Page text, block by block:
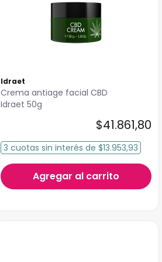
Idraet
Crema antiage facial CBD
Idraet 50g
$41.861,80
3 cuotas sin interés de $13.953,93
Agregar al carrito